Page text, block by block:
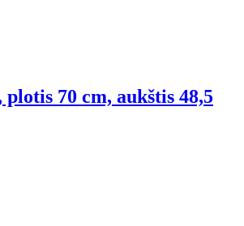
70 cm, aukštis 48,5